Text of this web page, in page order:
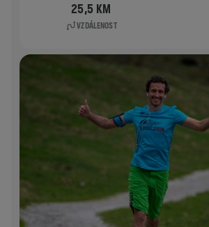
25,5 KM
VZDÁLENOST